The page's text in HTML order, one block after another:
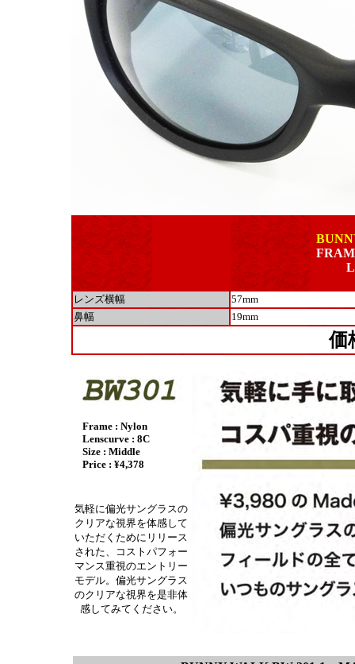
レンズ横幅
57mm
鼻幅
19mm
価
Frame : Nylon
Lenscurve : 8C
Size : Middle
Price : ¥4,378
気軽に偏光サングラスの
クリアな視界を体感して
いただくためにリリース
された、コストパフォー
マンス重視のエントリー
モデル。偏光サングラス
のクリアな視界を是非体
感してみてください。